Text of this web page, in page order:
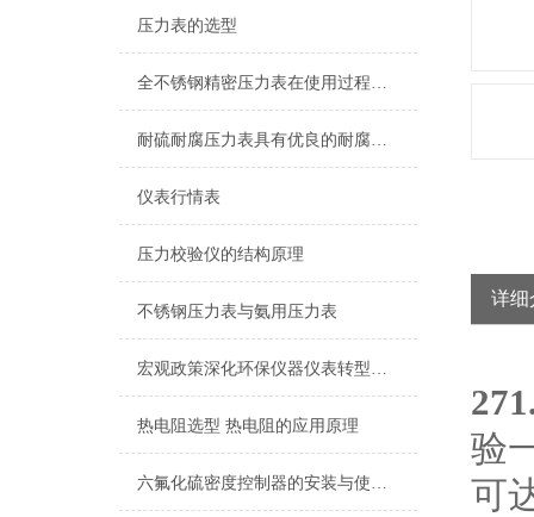
压力表的选型
全不锈钢精密压力表在使用过程中的常见问题分析
耐硫耐腐压力表具有优良的耐腐蚀性能
仪表行情表
压力校验仪的结构原理
不锈钢压力表与氨用压力表
宏观政策深化环保仪器仪表转型发展
热电阻选型 热电阻的应用原理
六氟化硫密度控制器的安装与使用过程是至关重要的
详细
验
可